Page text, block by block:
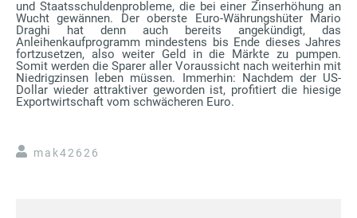
und Staatsschuldenprobleme, die bei einer Zinserhöhung an
Wucht gewännen. Der oberste Euro-Währungshüter Mario
Draghi hat denn auch bereits angekündigt, das
Anleihenkaufprogramm mindestens bis Ende dieses Jahres
fortzusetzen, also weiter Geld in die Märkte zu pumpen.
Somit werden die Sparer aller Voraussicht nach weiterhin mit
Niedrigzinsen leben müssen. Immerhin: Nachdem der US-
Dollar wieder attraktiver geworden ist, profitiert die hiesige
Exportwirtschaft vom schwächeren Euro.
mak42626